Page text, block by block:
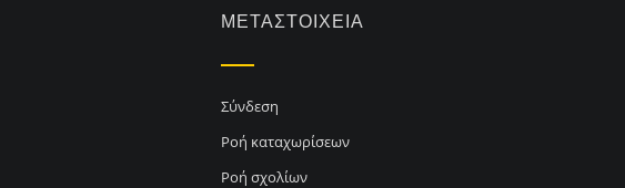
ΜΕΤΑΣΤΟΙΧΕΊΑ
Σύνδεση
Ροή καταχωρίσεων
Ροή σχολίων